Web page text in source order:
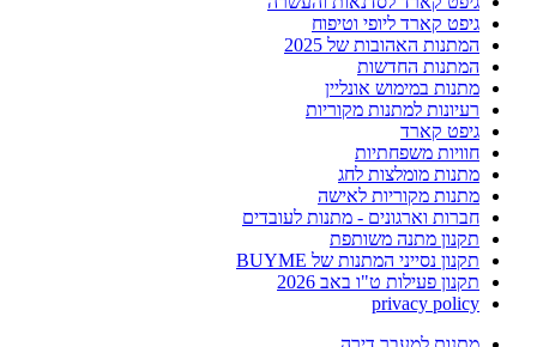
גיפט קארד ליופי וטיפוח
המתנות האהובות של 2025
המתנות החדשות
מתנות במימוש אונליין
רעיונות למתנות מקוריות
גיפט קארד
חוויות משפחתיות
מתנות מומלצות לחג
מתנות מקוריות לאישה
חברות וארגונים - מתנות לעובדים
תקנון מתנה משותפת
תקנון נסייני המתנות של BUYME
תקנון פעילות ט"ו באב 2026
privacy policy